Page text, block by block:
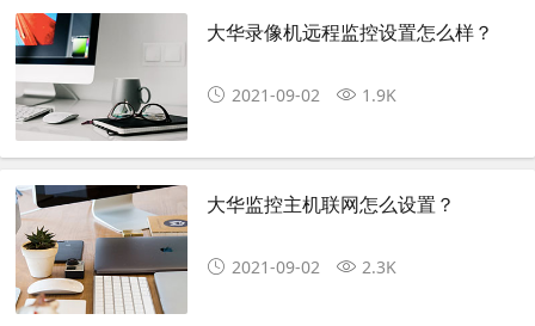
大华录像机远程监控设置怎么样？
2021-09-02 1.9K
大华监控主机联网怎么设置？
2021-09-02 2.3K